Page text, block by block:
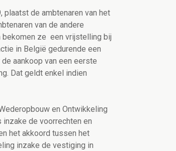
plaatst de ambtenaren van het
van de andere
bekomen ze een vrijstelling bij
in België gedurende een
aankoop van een eerste
Dat geldt enkel indien
en Ontwikkeling
de voorrechten en
het akkoord tussen het
inzake de vestiging in